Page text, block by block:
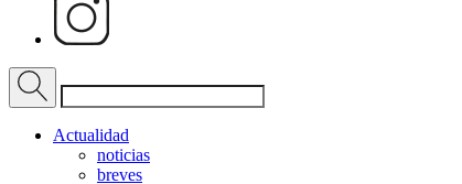
Actualidad
noticias
breves